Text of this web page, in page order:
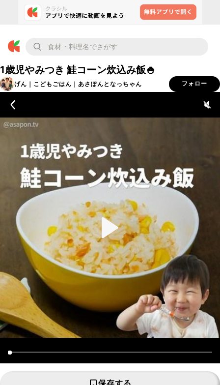
1歳児やみつき 鮭コーン炊込み飯🍚
げん｜こどもごはん｜あさぽんとなっちゃん フォロー
保存する